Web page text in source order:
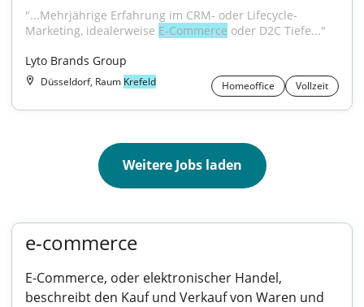
"...Mehrjährige Erfahrung im CRM- oder Lifecycle-
Marketing, idealerweise E-Commerce oder D2C Tiefe..."
Lyto Brands Group
Düsseldorf, Raum Krefeld Homeoffice Vollzeit
Weitere Jobs laden
e-commerce
E-Commerce, oder elektronischer Handel,
beschreibt den Kauf und Verkauf von Waren und